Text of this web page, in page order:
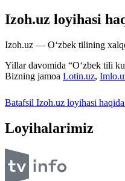
Izoh.uz loyihasi
Izoh.uz — O‘zbek tilining
Yillar davomida “O‘zbek tili
Bizning jamoa Lotin.uz,
Batafsil Izoh.uz loyihasi haqida
Loyihalarimiz